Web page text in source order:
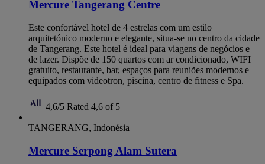
Mercure Tangerang Centre
Este confortável hotel de 4 estrelas com um estilo
arquitetónico moderno e elegante, situa-se no centro da cidade
de Tangerang. Este hotel é ideal para viagens de negócios e
de lazer. Dispõe de 150 quartos com ar condicionado, WIFI
gratuito, restaurante, bar, espaços para reuniões modernos e
equipados com videotron, piscina, centro de fitness e Spa.
4,6/5 Rated 4,6 of 5
TANGERANG, Indonésia
Mercure Serpong Alam Sutera